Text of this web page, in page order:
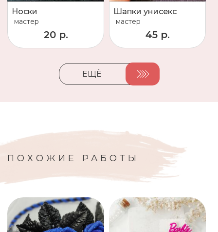
Носки
мастер
20 р.
Шапки унисекс
мастер
45 р.
ЕЩЁ
ПОХОЖИЕ РАБОТЫ